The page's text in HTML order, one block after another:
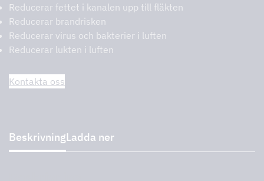
Reducerar fettet i kanalen upp till fläkten
Reducerar brandrisken
Reducerar virus och bakterier i luften
Reducerar lukten i luften
Kontakta oss
BeskrivningLadda ner